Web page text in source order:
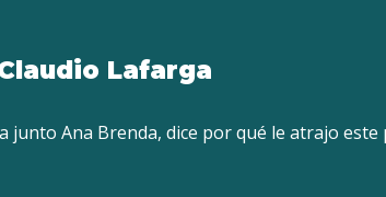
Lafarga
Ana Brenda, dice por qué le atrajo este